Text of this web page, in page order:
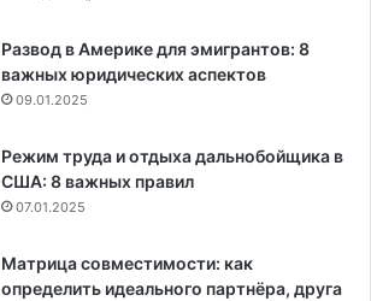
Развод в Америке для эмигрантов: 8
важных юридических аспектов
09.01.2025
Режим труда и отдыха дальнобойщика в
США: 8 важных правил
07.01.2025
Матрица совместимости: как
определить идеального партнёра, друга